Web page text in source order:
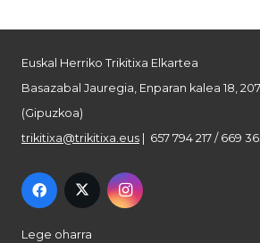
Euskal Herriko Trikitixa Elkartea
Basazabal Jauregia, Enparan kalea 18,
(Gipuzkoa)
trikitixa@trikitixa.eus | 657 794 217 / 669
Lege oharra